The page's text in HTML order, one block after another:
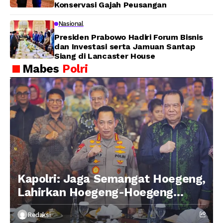
Konservasi Gajah Peusangan
Nasional
Presiden Prabowo Hadiri Forum Bisnis
dan Investasi serta Jamuan Santap
Siang di Lancaster House
Mabes Polri
Kapolri: Jaga Semangat Hoegeng,
Lahirkan Hoegeng-Hoegeng
Berikutnya
Redaksi